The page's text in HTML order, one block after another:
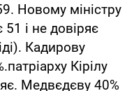
Новому міністру
і не довіряє
Кадирову
Кірілу
Медвєдєву 40%